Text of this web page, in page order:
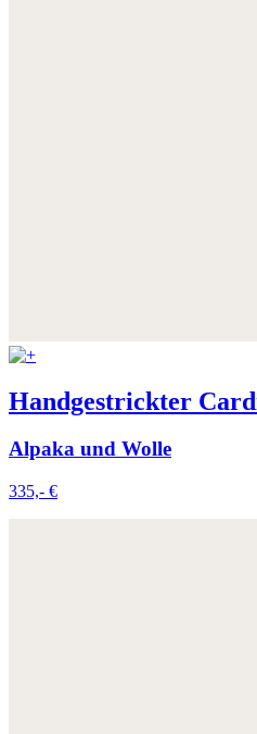
Handgestrickter
Alpaka und Wolle
335,- €